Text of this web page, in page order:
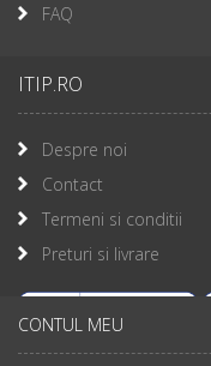
FAQ
ITIP.RO
Despre noi
Contact
Termeni si conditii
Preturi si livrare
CONTUL MEU